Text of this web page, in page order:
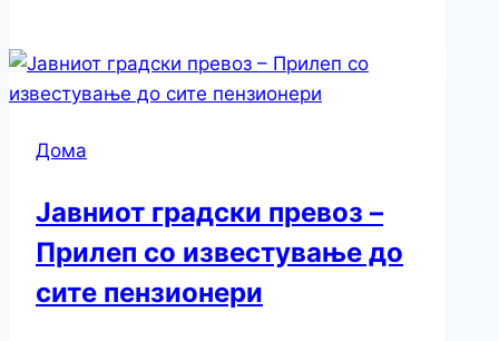
Дома
Јавниот градски превоз –
Прилеп со известување до
сите пензионери